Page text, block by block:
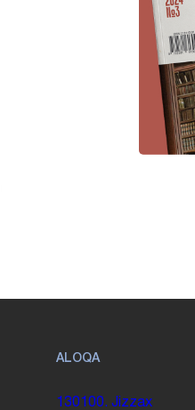
ALOQA
130100. Jizzax